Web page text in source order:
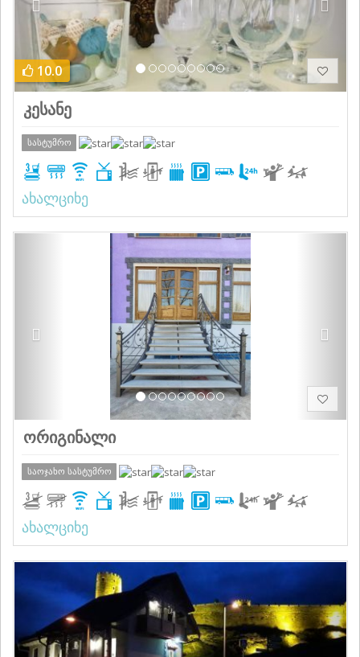
10.0
კესანე
სასტუმრო
ახალციხე
ორიგინალი
საოჯახო სასტუმრო
ახალციხე
Previous Next